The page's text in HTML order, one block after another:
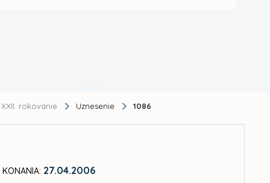
rokovanie Uznesenie 1086
27.04.2006